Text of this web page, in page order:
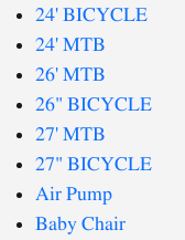
24' BICYCLE
24' MTB
26' MTB
26" BICYCLE
27' MTB
27" BICYCLE
Air Pump
Baby Chair